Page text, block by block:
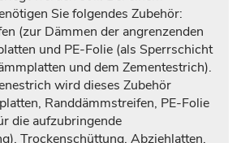
Sie folgendes Zubehör:
(zur Dämmen der angrenzenden
und PE-Folie (als Sperrschicht
und dem Zementestrich).
wird dieses Zubehör
Randdämmstreifen, PE-Folie
die aufzubringende
Trockenschüttung, Abziehlatten,